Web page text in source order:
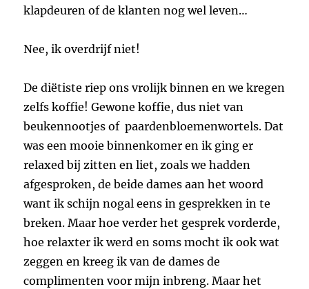
klapdeuren of de klanten nog wel leven…
Nee, ik overdrijf niet!
De diëtiste riep ons vrolijk binnen en we kregen
zelfs koffie! Gewone koffie, dus niet van
beukennootjes of paardenbloemenwortels. Dat
was een mooie binnenkomer en ik ging er
relaxed bij zitten en liet, zoals we hadden
afgesproken, de beide dames aan het woord
want ik schijn nogal eens in gesprekken in te
breken. Maar hoe verder het gesprek vorderde,
hoe relaxter ik werd en soms mocht ik ook wat
zeggen en kreeg ik van de dames de
complimenten voor mijn inbreng. Maar het